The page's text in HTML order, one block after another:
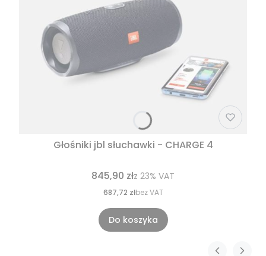
Głośniki jbl słuchawki - CHARGE 4
845,90 złz 23% VAT
687,72 złbez VAT
Do koszyka